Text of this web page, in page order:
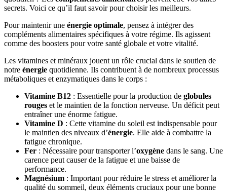
secrets. Voici ce qu’il faut savoir pour choisir les meilleurs.
Pour maintenir une énergie optimale, pensez à intégrer des
compléments alimentaires spécifiques à votre régime. Ils agissent
comme des boosters pour votre santé globale et votre vitalité.
Les vitamines et minéraux jouent un rôle crucial dans le soutien de
notre énergie quotidienne. Ils contribuent à de nombreux processus
métaboliques et enzymatiques dans le corps :
Vitamine B12 : Essentielle pour la production de globules
rouges et le maintien de la fonction nerveuse. Un déficit peut
entraîner une énorme fatigue.
Vitamine D : Cette vitamine du soleil est indispensable pour
le maintien des niveaux d’énergie. Elle aide à combattre la
fatigue chronique.
Fer : Nécessaire pour transporter l’oxygène dans le sang. Une
carence peut causer de la fatigue et une baisse de
performance.
Magnésium : Important pour réduire le stress et améliorer la
qualité du sommeil, deux éléments cruciaux pour une bonne